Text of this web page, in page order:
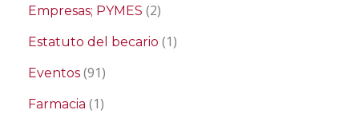
Empresas; PYMES (2)
Estatuto del becario (1)
Eventos (91)
Farmacia (1)